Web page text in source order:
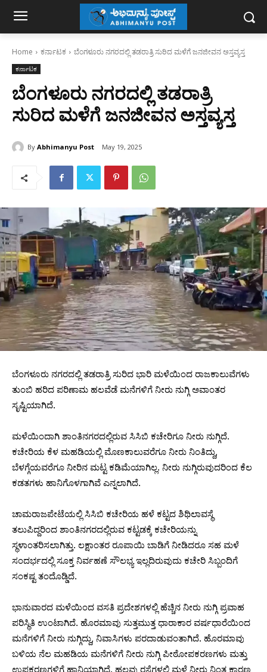
Home ಕರ್ನಾಟಕ ಬೆಂಗಳೂರು ನಗರದಲ್ಲಿ ತಡರಾತ್ರಿ ಸುರಿದ ಮಳೆಗೆ ಜನಜೀವನ ಅಸ್ತವ್ಯಸ್ತ
ಕರ್ನಾಟಕ
ಬೆಂಗಳೂರು ನಗರದಲ್ಲಿ ತಡರಾತ್ರಿ
ಸುರಿದ ಮಳೆಗೆ ಜನಜೀವನ ಅಸ್ತವ್ಯಸ್ತ
By Abhimanyu Post May 19, 2025
ಬೆಂಗಳೂರು ನಗರದಲ್ಲಿ ತಡರಾತ್ರಿ ಸುರಿದ ಭಾರಿ ಮಳೆಯಿಂದ ರಾಜಕಾಲುವೆಗಳು
ತುಂಬಿ ಹರಿದ ಪರಿಣಾಮ ಹಲವೆಡೆ ಮನೆಗಳಿಗೆ ನೀರು ನುಗ್ಗಿ ಅವಾಂತರ
ಸೃಷ್ಟಿಯಾಗಿದೆ.
ಮಳೆಯಿಂದಾಗಿ ಶಾಂತಿನಗರದಲ್ಲಿರುವ ಸಿಸಿಬಿ ಕಚೇರಿಗೂ ನೀರು ನುಗ್ಗಿದೆ.
ಕಚೇರಿಯ ಕೆಳ ಮಹಡಿಯಲ್ಲಿ ಮೊಣಕಾಲುವರೆಗೂ ನೀರು ನಿಂತಿದ್ದು,
ಬೆಳಗ್ಗೆಯವರೆಗೂ ನೀರಿನ ಮಟ್ಟ ಕಡಿಮೆಯಾಗಿಲ್ಲ. ನೀರು ನುಗ್ಗಿರುವುದರಿಂದ ಕೆಲ
ಕಡತಗಳು ಹಾನಿಗೊಳಗಾಗಿವೆ ಎನ್ನಲಾಗಿದೆ.
ಚಾಮರಾಜಪೇಟೆಯಲ್ಲಿ ಸಿಸಿಬಿ ಕಚೇರಿಯ ಹಳೆ ಕಟ್ಟದ ಶಿಥಿಲಾವಸ್ಥೆ
ತಲುಪಿದ್ದರಿಂದ ಶಾಂತಿನಗರದಲ್ಲಿರುವ ಕಟ್ಟಡಕ್ಕೆ ಕಚೇರಿಯನ್ನು
ಸ್ಥಳಾಂತರಿಸಲಾಗಿತ್ತು. ಲಕ್ಷಾಂತರ ರೂಪಾಯಿ ಬಾಡಿಗೆ ನೀಡಿದರೂ ಸಹ ಮಳೆ
ಸಂದರ್ಭದಲ್ಲಿ ಸೂಕ್ತ ನಿರ್ವಹಣೆ ಸೌಲಭ್ಯ ಇಲ್ಲದಿರುವುದು ಕಚೇರಿ ಸಿಬ್ಬಂದಿಗೆ
ಸಂಕಷ್ಟ ತಂದೊಡ್ಡಿದೆ.
ಭಾನುವಾರದ ಮಳೆಯಿಂದ ವಸತಿ ಪ್ರದೇಶಗಳಲ್ಲಿ ಹೆಚ್ಚಿನ ನೀರು ನುಗ್ಗಿ ಪ್ರವಾಹ
ಪರಿಸ್ಥಿತಿ ಉಂಟಾಗಿದೆ. ಹೊರಮಾವು ಸುತ್ತಮುತ್ತ ಧಾರಾಕಾರ ವರ್ಷಧಾರೆಯಿಂದ
ಮನೆಗಳಿಗೆ ನೀರು ನುಗ್ಗಿದ್ದು, ನಿವಾಸಿಗಳು ಪರದಾಡುವಂತಾಗಿದೆ. ಹೊರಮಾವು
ಬಳಿಯ ನೆಲ ಮಹಡಿಯ ಮನೆಗಳಿಗೆ ನೀರು ನುಗ್ಗಿ ಪೀಠೋಪಕರಣಗಳು ಮತ್ತು
ಉಪಕರಣಗಳಿಗೆ ಹಾನಿಯಾಗಿದೆ. ಹಲವು ರಸ್ತೆಗಳಲ್ಲಿ ಮಳೆ ನೀರು ನಿಂತ ಕಾರಣ